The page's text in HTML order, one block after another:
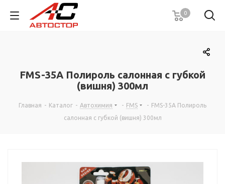
0
FMS-35А Полироль cалонная с губкой
(вишня) 300мл
Главная - Каталог - Автохимия - FMS - FMS-35А Полироль
cалонная с губкой (вишня) 300мл